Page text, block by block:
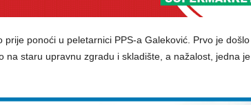
ponoći u peletarnici PPS-a Galeković. Prvo je došlo
na staru upravnu zgradu i skladište, a nažalost, jedna je